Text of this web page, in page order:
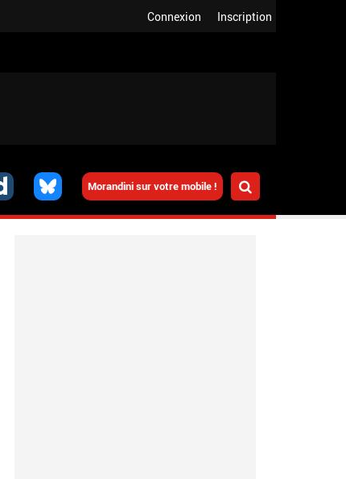
Inscription
Connexion
Morandini sur votre mobile !